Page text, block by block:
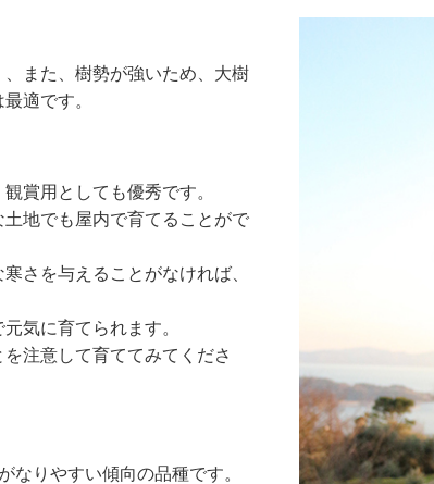
また、樹勢が強いため、大樹
適です。
賞用としても優秀です。
地でも屋内で育てることがで
さを与えることがなければ、
気に育てられます。
注意して育ててみてくださ
なりやすい傾向の品種です。